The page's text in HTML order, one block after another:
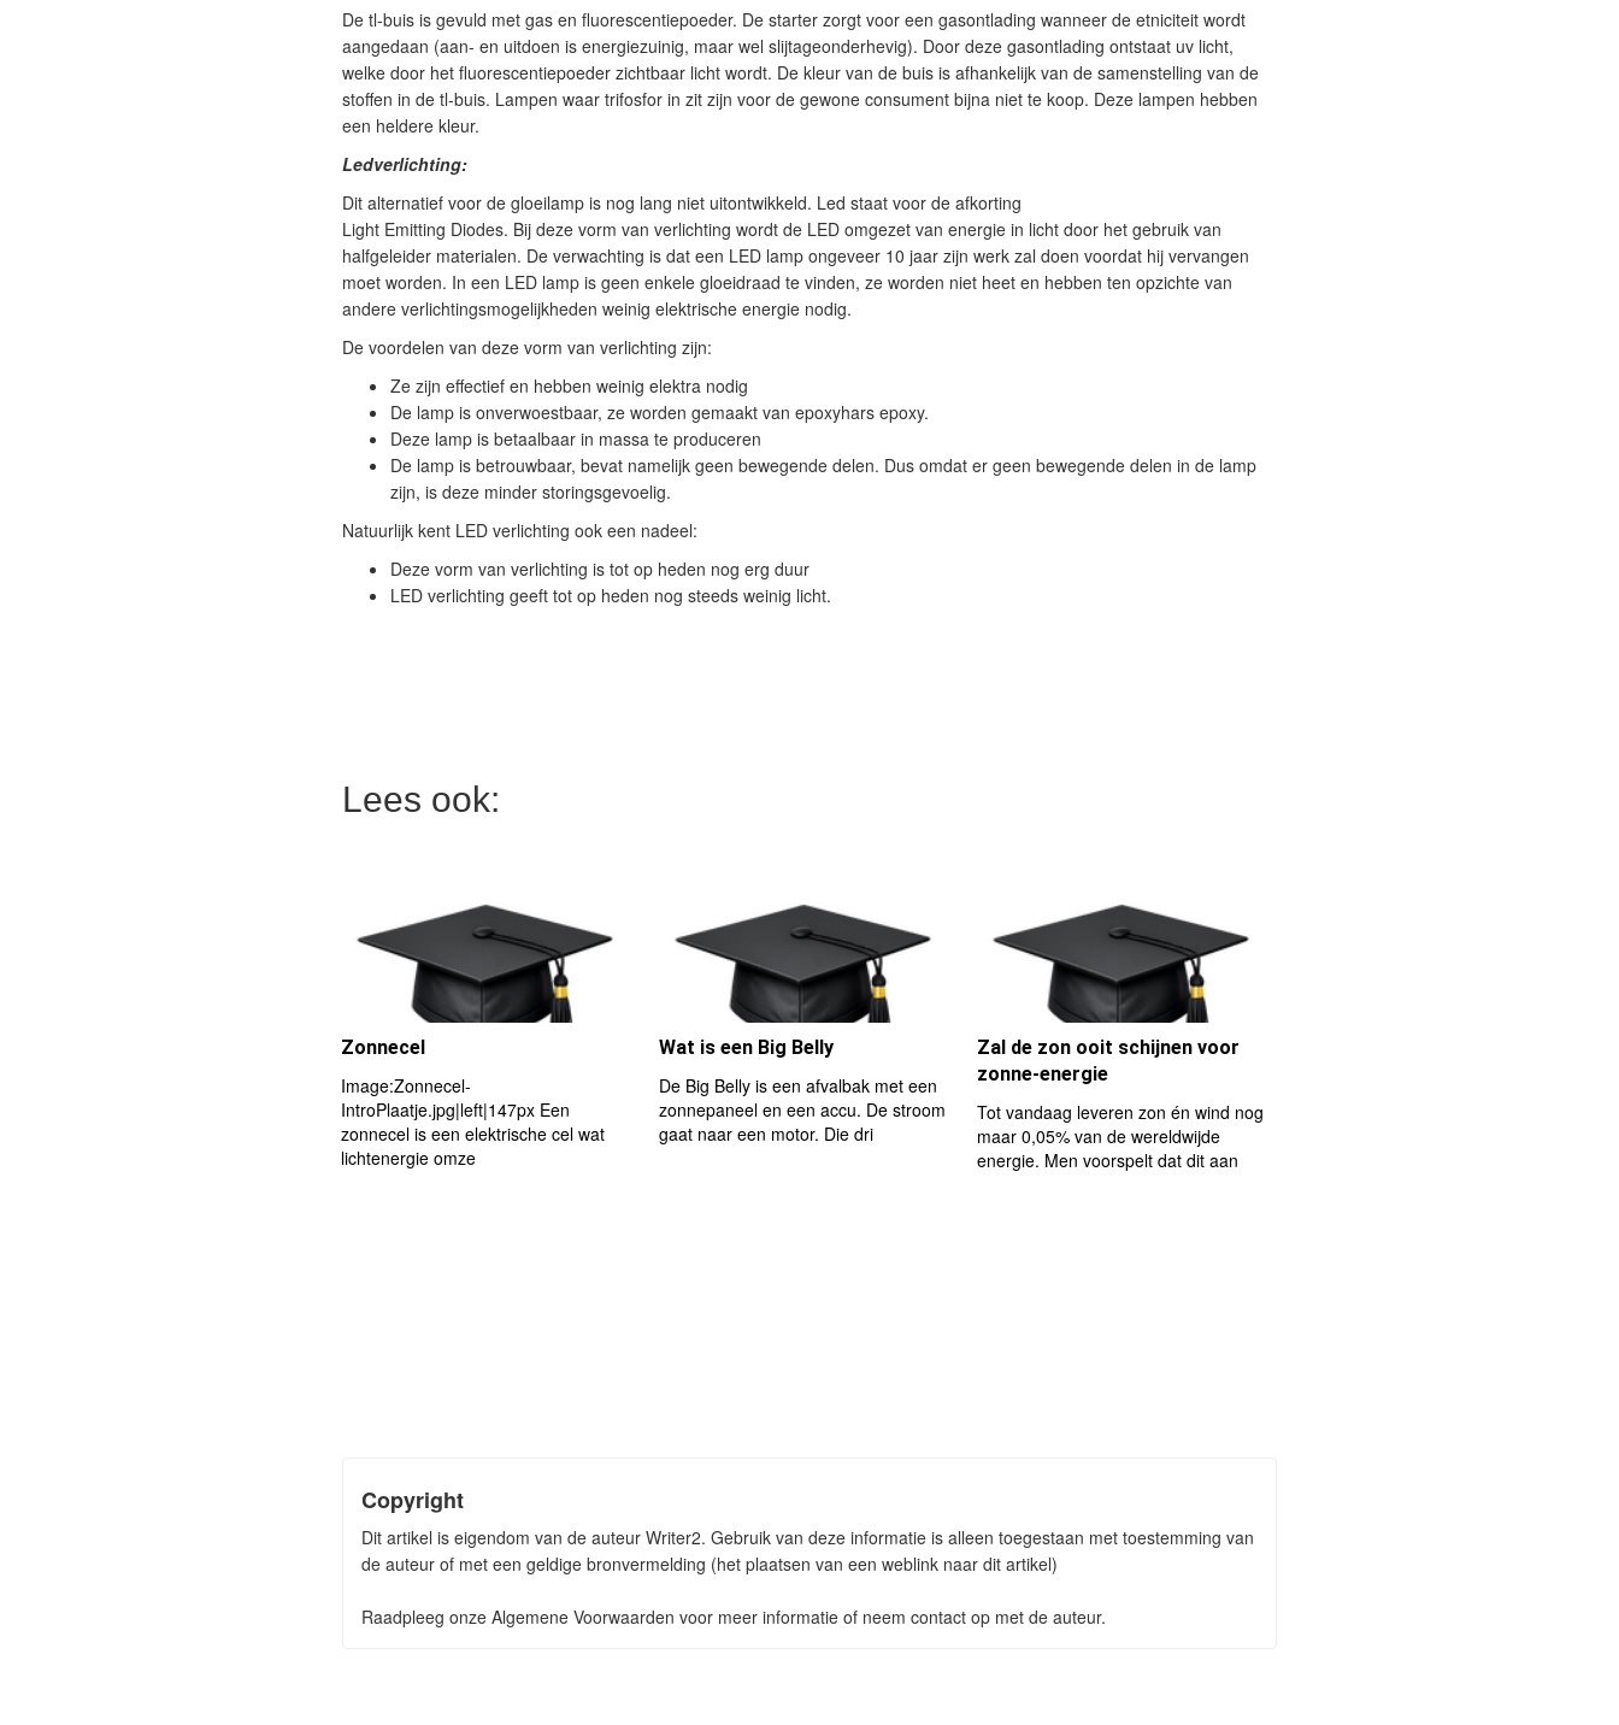
De tl-buis is gevuld met gas en fluorescentiepoeder. De starter zorgt voor een gasontlading wanneer de etniciteit wordt
aangedaan (aan- en uitdoen is energiezuinig, maar wel slijtageonderhevig). Door deze gasontlading ontstaat uv licht,
welke door het fluorescentiepoeder zichtbaar licht wordt. De kleur van de buis is afhankelijk van de samenstelling van de
stoffen in de tl-buis. Lampen waar trifosfor in zit zijn voor de gewone consument bijna niet te koop. Deze lampen hebben
een heldere kleur.
Ledverlichting:
Dit alternatief voor de gloeilamp is nog lang niet uitontwikkeld. Led staat voor de afkorting
Light Emitting Diodes. Bij deze vorm van verlichting wordt de LED omgezet van energie in licht door het gebruik van
halfgeleider materialen. De verwachting is dat een LED lamp ongeveer 10 jaar zijn werk zal doen voordat hij vervangen
moet worden. In een LED lamp is geen enkele gloeidraad te vinden, ze worden niet heet en hebben ten opzichte van
andere verlichtingsmogelijkheden weinig elektrische energie nodig.
De voordelen van deze vorm van verlichting zijn:
Ze zijn effectief en hebben weinig elektra nodig
De lamp is onverwoestbaar, ze worden gemaakt van epoxyhars epoxy.
Deze lamp is betaalbaar in massa te produceren
De lamp is betrouwbaar, bevat namelijk geen bewegende delen. Dus omdat er geen bewegende delen in de lamp
zijn, is deze minder storingsgevoelig.
Natuurlijk kent LED verlichting ook een nadeel:
Deze vorm van verlichting is tot op heden nog erg duur
LED verlichting geeft tot op heden nog steeds weinig licht.
Lees ook:
Zonnecel
Image:Zonnecel-
IntroPlaatje.jpg|left|147px Een
zonnecel is een elektrische cel wat
lichtenergie omze
Wat is een Big Belly
De Big Belly is een afvalbak met een
zonnepaneel en een accu. De stroom
gaat naar een motor. Die dri
Zal de zon ooit schijnen voor
zonne-energie
Tot vandaag leveren zon én wind nog
maar 0,05% van de wereldwijde
energie. Men voorspelt dat dit aan
Copyright
Dit artikel is eigendom van de auteur Writer2. Gebruik van deze informatie is alleen toegestaan met toestemming van
de auteur of met een geldige bronvermelding (het plaatsen van een weblink naar dit artikel)
Raadpleeg onze Algemene Voorwaarden voor meer informatie of neem contact op met de auteur.